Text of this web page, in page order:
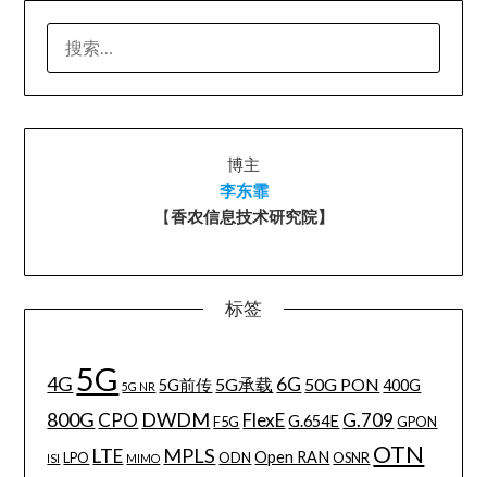
索：
博主
李东霏
【香农信息技术研究院】
标签
4G 5G 5G NR 5G前传 5G承载 6G 50G PON 400G
800G CPO DWDM F5G FlexE G.654E G.709 GPON
ISI LPO LTE MIMO MPLS ODN Open RAN OSNR OTN